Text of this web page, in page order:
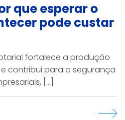
que esperar o
pode custar
fortalece a produção
contribui para a segurança
[...]